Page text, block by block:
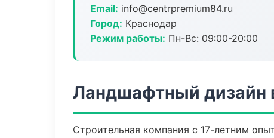
Email: info@centrpremium84.ru
Город: Краснодар
Режим работы: Пн-Вс: 09:00-20:00
Ландшафтный дизайн
Строительная компания с 17-летним